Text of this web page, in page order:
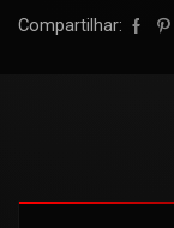
Compartilhar: